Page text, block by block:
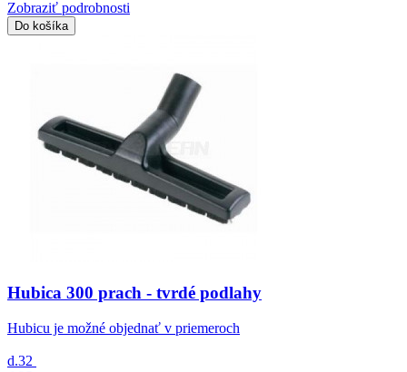
Zobraziť podrobnosti
Do košíka
Hubica 300 prach - tvrdé podlahy
Hubicu je možné objednať v priemeroch
d.32